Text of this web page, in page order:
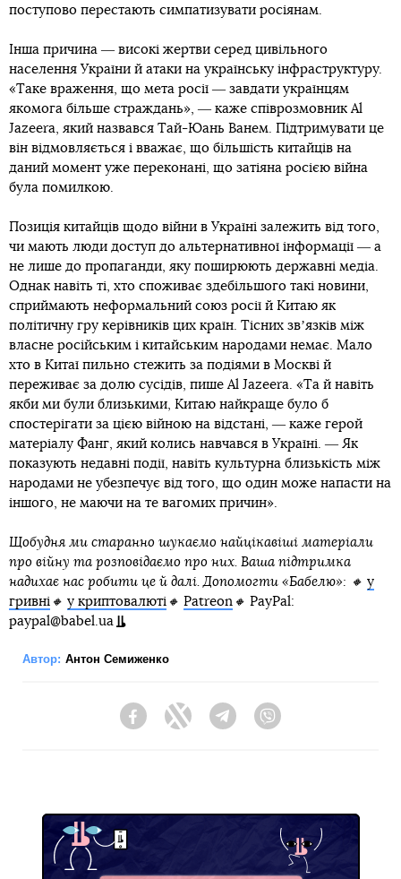
поступово перестають симпатизувати росіянам.
Інша причина ― високі жертви серед цивільного
населення України й атаки на українську інфраструктуру.
«Таке враження, що мета росії ― завдати українцям
якомога більше страждань», ― каже співрозмовник Al
Jazeera, який назвався Тай-Юань Ванем. Підтримувати це
він відмовляється і вважає, що більшість китайців на
даний момент уже переконані, що затіяна росією війна
була помилкою.
Позиція китайців щодо війни в Україні залежить від того,
чи мають люди доступ до альтернативної інформації ― а
не лише до пропаганди, яку поширюють державні медіа.
Однак навіть ті, хто споживає здебільшого такі новини,
сприймають неформальний союз росії й Китаю як
політичну гру керівників цих країн. Тісних звʼязків між
власне російським і китайським народами немає. Мало
хто в Китаї пильно стежить за подіями в Москві й
переживає за долю сусідів, пише Al Jazeera. «Та й навіть
якби ми були близькими, Китаю найкраще було б
спостерігати за цією війною на відстані, ― каже герой
матеріалу Фанг, який колись навчався в Україні. ― Як
показують недавні події, навіть культурна близькість між
народами не убезпечує від того, що один може напасти на
іншого, не маючи на те вагомих причин».
Щобудня ми старанно шукаємо найцікавіші матеріали
про війну та розповідаємо про них. Ваша підтримка
надихає нас робити це й далі. Допомогти «Бабелю»: 🔸 у
гривні 🔸 у криптовалюті 🔸 Patreon 🔸 PayPal:
paypal@babel.ua
Автор: Антон Семиженко
FacebookTwitter Telegram